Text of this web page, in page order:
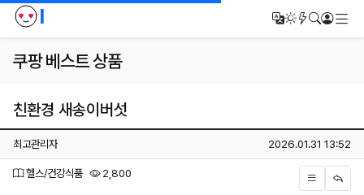
I 번역다크모드
새글/새댓글
검색로그인
쿠팡 베스트 상품
친환경 새송이버섯
페이지 정보
작성자
최고관리자 작성일
2026.01.31 13:52
분류
헬스/건강식품 2,800